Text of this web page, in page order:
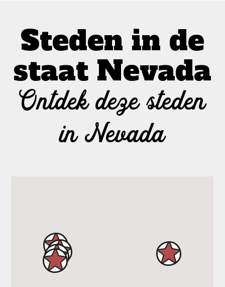
Steden in de
staat Nevada
Ontdek deze steden
in Nevada